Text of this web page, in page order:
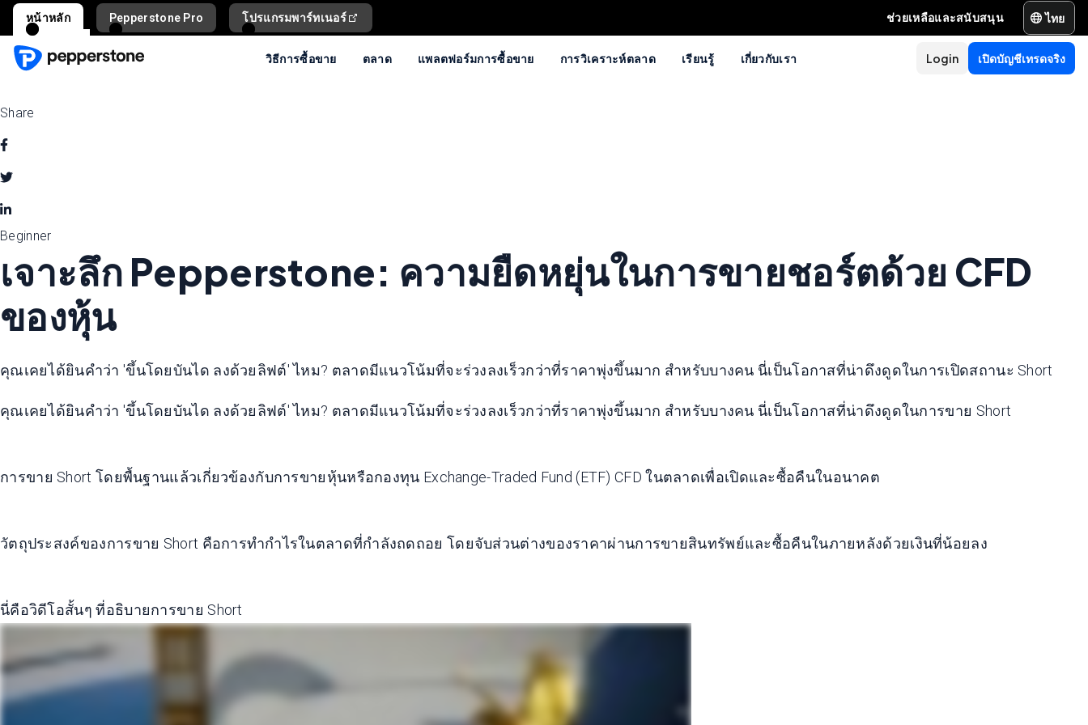
หน้าหลัก Pepperstone Pro โปรแกรมพาร์ทเนอร์ ช่วยเหลือและสนับสนุน ไทย
วิธีการซื้อขาย ตลาด แพลตฟอร์มการซื้อขาย การวิเคราะห์ตลาด เรียนรู้ เกี่ยวกับเรา เปิดบัญชีเทรดจริง
Login
Share
Beginner
เจาะลึก Pepperstone: ความยืดหยุ่นในการขายชอร์ตด้วย CFD
ของหุ้น
คุณเคยได้ยินคำว่า 'ขึ้นโดยบันได ลงด้วยลิฟต์' ไหม? ตลาดมีแนวโน้มที่จะร่วงลงเร็วกว่าที่ราคาพุ่งขึ้นมาก สำหรับบางคน นี่เป็นโอกาสที่น่าดึงดูดในการเปิดสถานะ Short
คุณเคยได้ยินคำว่า 'ขึ้นโดยบันได ลงด้วยลิฟต์' ไหม? ตลาดมีแนวโน้มที่จะร่วงลงเร็วกว่าที่ราคาพุ่งขึ้นมาก สำหรับบางคน นี่เป็นโอกาสที่น่าดึงดูดในการขาย Short
การขาย Short โดยพื้นฐานแล้วเกี่ยวข้องกับการขายหุ้นหรือกองทุน Exchange-Traded Fund (ETF) CFD ในตลาดเพื่อเปิดและซื้อคืนในอนาคต
วัตถุประสงค์ของการขาย Short คือการทำกำไรในตลาดที่กำลังถดถอย โดยจับส่วนต่างของราคาผ่านการขายสินทรัพย์และซื้อคืนในภายหลังด้วยเงินที่น้อยลง
นี่คือวิดีโอสั้นๆ ที่อธิบายการขาย Short